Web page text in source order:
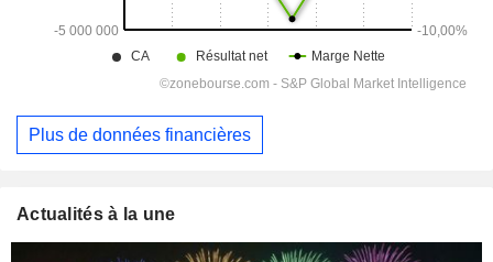
Plus de données financières
Actualités à la une